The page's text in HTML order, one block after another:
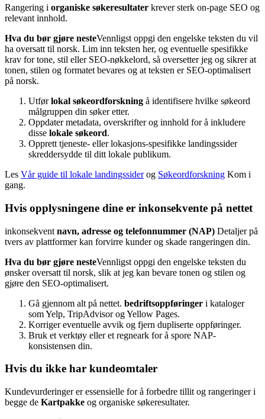
Rangering i organiske søkeresultater krever sterk on-page SEO og
relevant innhold.
Hva du bør gjøre nesteVennligst oppgi den engelske teksten du vil
ha oversatt til norsk. Lim inn teksten her, og eventuelle spesifikke
krav for tone, stil eller SEO-nøkkelord, så oversetter jeg og sikrer at
tonen, stilen og formatet bevares og at teksten er SEO-optimalisert
på norsk.
Utførlokal søkeordforskning å identifisere hvilke søkeord
målgruppen din søker etter.
Oppdater metadata, overskrifter og innhold for å inkludere
disse lokale søkeord.
Opprett tjeneste- eller lokasjons-spesifikke landingssider
skreddersydde til ditt lokale publikum.
Les Vår guide til lokale landingssiderog Søkeordforskning Kom i
gang.
Hvis opplysningene dine er inkonsekvente på nettet
inkonsekvent navn, adresse og telefonnummer (NAP) Detaljer på
tvers av plattformer kan forvirre kunder og skade rangeringen din.
Hva du bør gjøre nesteVennligst oppgi den engelske teksten du
ønsker oversatt til norsk, slik at jeg kan bevare tonen og stilen og
gjøre den SEO-optimalisert.
Gå gjennom alt på nettet. bedriftsoppføringer i kataloger
som Yelp, TripAdvisor og Yellow Pages.
Korriger eventuelle avvik og fjern dupliserte oppføringer.
Bruk et verktøy eller et regneark for å spore NAP-
konsistensen din.
Hvis du ikke har kundeomtaler
Kundevurderinger er essensielle for å forbedre tillit og rangeringer i
begge de Kartpakke og organiske søkeresultater.